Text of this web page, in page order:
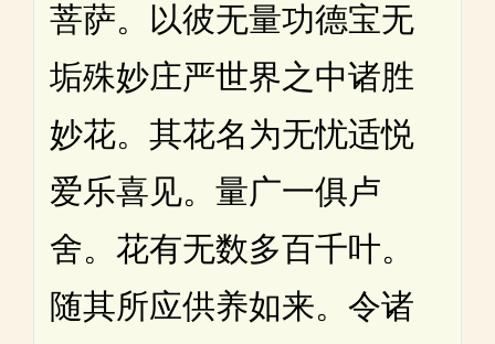
菩萨。以彼无量功德宝无
垢殊妙庄严世界之中诸胜
妙花。其花名为无忧适悦
爱乐喜见。量广一俱卢
舍。花有无数多百千叶。
随其所应供养如来。令诸